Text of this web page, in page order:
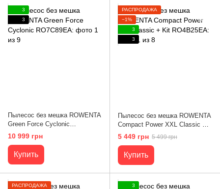
3
3
Пылесос без мешка ROWENTA
Green Force Cyclonic
RO7C89EA
10 999 грн
Купить
РАСПРОДАЖА
−1%
3
3
Пылесос без мешка ROWENTA
Compact Power XXL Classic +
Kit RO4B25EA
5 449 грн 5 499 грн
Купить
РАСПРОДАЖА
3